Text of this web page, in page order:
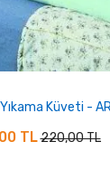
Küveti -
TL220,00 TL